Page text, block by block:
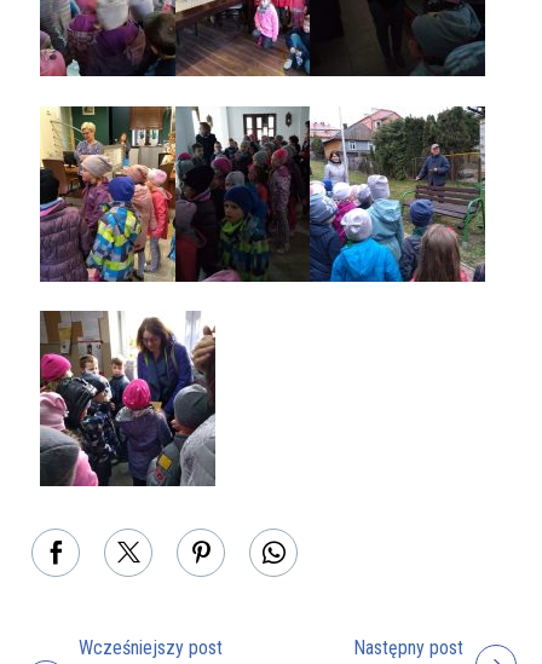
Wcześniejszy post Następny post